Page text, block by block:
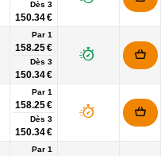
Dès 3
150.34 €
Par 1
158.25 €
Dès 3
150.34 €
Par 1
158.25 €
Dès 3
150.34 €
Par 1